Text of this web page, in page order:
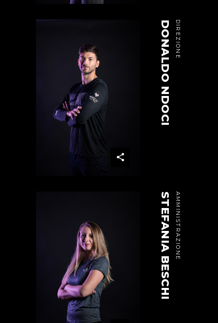
DIREZIONE
DONALDO NDOCI
AMMINISTRAZIONE
STEFANIA BESCHI